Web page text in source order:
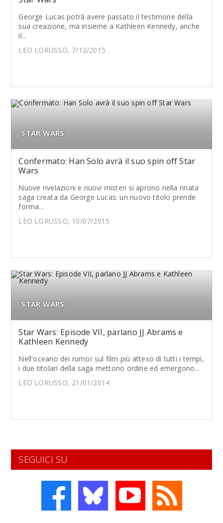
George Lucas potrà avere passato il testimone della
sua creazione, ma insieme a Kathleen Kennedy, anche
il...
LEO LORUSSO, 7/12/2015
STAR WARS
Confermato: Han Solo avrà il suo spin off Star
Wars
Nuove rivelazioni e nuovi misteri si aprono nella rinata
saga creata da George Lucas: un nuovo titolo prende
forma...
LEO LORUSSO, 10/07/2015
STAR WARS
Star Wars: Episode VII, parlano JJ Abrams e
Kathleen Kennedy
Nell'oceano dei rumor sul film più atteso di tutti i tempi,
i due titolari della saga mettono ordine ed emergono...
LEO LORUSSO, 21/01/2014
SEGUICI SU